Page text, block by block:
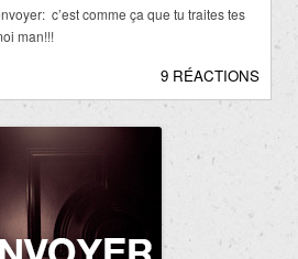
c’est comme ça que tu traites tes
man!!!
9 RÉACTIONS